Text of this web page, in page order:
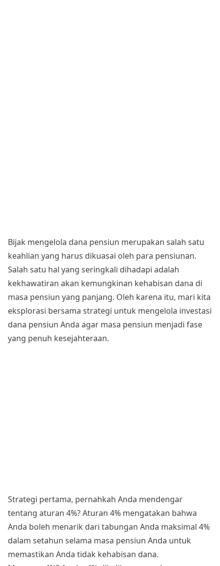
Bijak mengelola dana pensiun merupakan salah satu
keahlian yang harus dikuasai oleh para pensiunan.
Salah satu hal yang seringkali dihadapi adalah
kekhawatiran akan kemungkinan kehabisan dana di
masa pensiun yang panjang. Oleh karena itu, mari kita
eksplorasi bersama strategi untuk mengelola investasi
dana pensiun Anda agar masa pensiun menjadi fase
yang penuh kesejahteraan.
Strategi pertama, pernahkah Anda mendengar
tentang aturan 4%? Aturan 4% mengatakan bahwa
Anda boleh menarik dari tabungan Anda maksimal 4%
dalam setahun selama masa pensiun Anda untuk
memastikan Anda tidak kehabisan dana.